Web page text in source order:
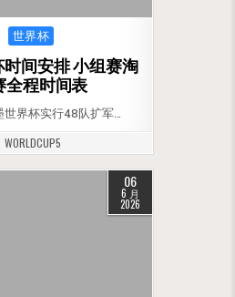
Posted in
世界杯
时间安排 小组赛淘
全程时间表
界杯实行48队扩军…
WORLDCUP5
06
6 月
2026